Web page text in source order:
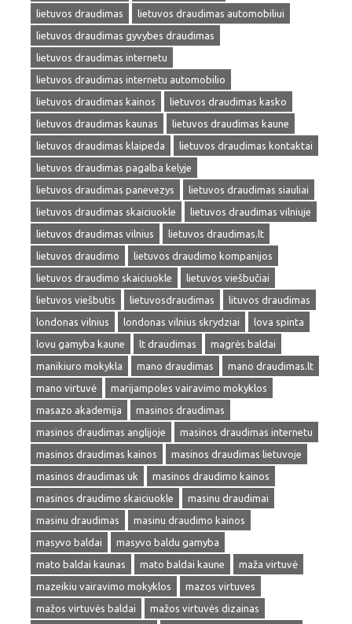
lietuvos draudimas
lietuvos draudimas automobiliui
lietuvos draudimas gyvybes draudimas
lietuvos draudimas internetu
lietuvos draudimas internetu automobilio
lietuvos draudimas kainos
lietuvos draudimas kasko
lietuvos draudimas kaunas
lietuvos draudimas kaune
lietuvos draudimas klaipeda
lietuvos draudimas kontaktai
lietuvos draudimas pagalba kelyje
lietuvos draudimas panevezys
lietuvos draudimas siauliai
lietuvos draudimas skaiciuokle
lietuvos draudimas vilniuje
lietuvos draudimas vilnius
lietuvos draudimas.lt
lietuvos draudimo
lietuvos draudimo kompanijos
lietuvos draudimo skaiciuokle
lietuvos viešbučiai
lietuvos viešbutis
lietuvosdraudimas
lituvos draudimas
londonas vilnius
londonas vilnius skrydziai
lova spinta
lovu gamyba kaune
lt draudimas
magrės baldai
manikiuro mokykla
mano draudimas
mano draudimas.lt
mano virtuvė
marijampoles vairavimo mokyklos
masazo akademija
masinos draudimas
masinos draudimas anglijoje
masinos draudimas internetu
masinos draudimas kainos
masinos draudimas lietuvoje
masinos draudimas uk
masinos draudimo kainos
masinos draudimo skaiciuokle
masinu draudimai
masinu draudimas
masinu draudimo kainos
masyvo baldai
masyvo baldu gamyba
mato baldai kaunas
mato baldai kaune
maža virtuvė
mazeikiu vairavimo mokyklos
mazos virtuves
mažos virtuvės baldai
mažos virtuvės dizainas